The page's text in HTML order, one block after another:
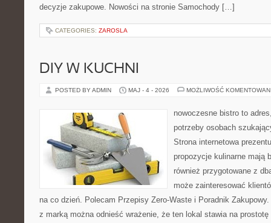
decyzje zakupowe. Nowości na stronie Samochody […]
CATEGORIES: ZAROSLA
DIY W KUCHNI
POSTED BY ADMIN MAJ - 4 - 2026 MOŻLIWOŚĆ
nowoczesne bistro to
potrzeby osobach
Strona internetowa
propozycje kulinarne mają
również przygotowane z
może zainteresować
na co dzień. Polecam Przepisy Zero-Waste i Poradnik
z marką można odnieść wrażenie, że ten lokal stawia na prostotę